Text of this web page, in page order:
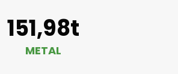
151,98t
METAL